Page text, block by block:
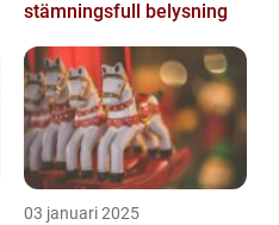
stämningsfull belysning
03 januari 2025